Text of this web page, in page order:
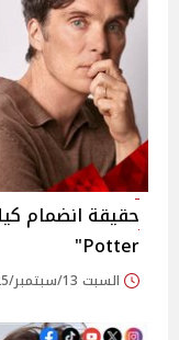
Potter"
السبت 13/سبتمبر/2025 - 03:30 م